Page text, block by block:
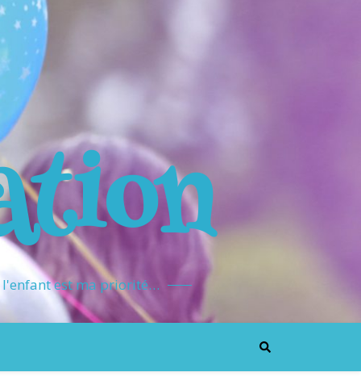
l'enfant est ma priorité…